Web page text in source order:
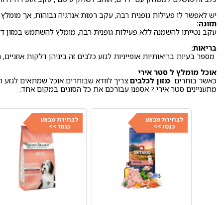
יש לאפשר לו פעילות גופנית רבה, עקב רמות אנרגיה גבוהות, אך
תזונה:
עקב נטייתו להשמנה ללא פעילות גופנית רבה, מומלץ להשתמש במזון
בריאות:
מספר בעיות בריאותיות אופייניות לגזע כלבים זה ביניהן דלקות
אוכל מומלץ ל סטר אירי
כאשר בוחרים מזון לכלביםצריך לוודא שבוחרים אוכל שמתאים
מתעניינים סטר אירי ? אספנו עבורכם את כל הסוגים במקום אחד:
לבחירת מבצע
כנסו >>
לבחירת מבצע
כנסו >>